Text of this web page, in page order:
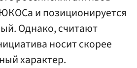
и позиционируется
Однако, считают
носит скорее
характер.